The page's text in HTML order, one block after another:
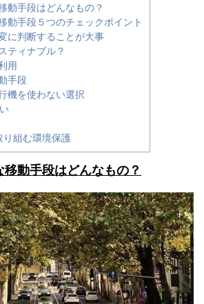
動手段はどんなもの？
動手段５つのチェックポイント
に判断することが大事
ティナブル？
用
手段
機を使わない選択
り組む環境保護
動手段はどんなもの？